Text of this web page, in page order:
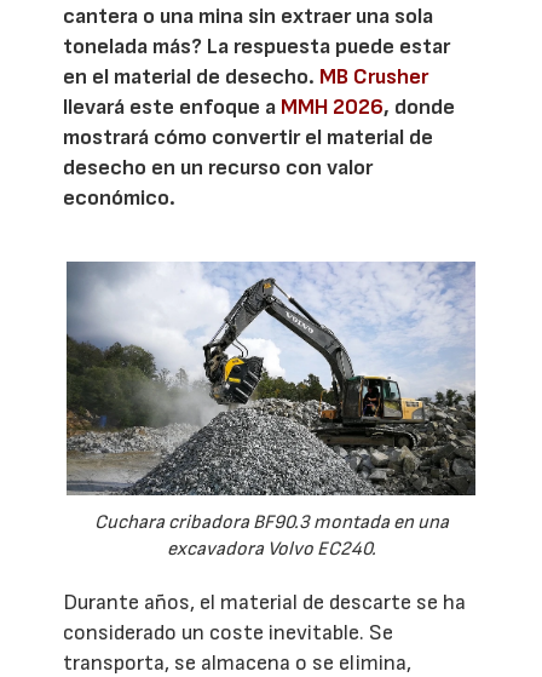
cantera o una mina sin extraer una sola
tonelada más? La respuesta puede estar
en el material de desecho. MB Crusher
llevará este enfoque a MMH 2026, donde
mostrará cómo convertir el material de
desecho en un recurso con valor
económico.
Cuchara cribadora BF90.3 montada en una
excavadora Volvo EC240.
Durante años, el material de descarte se ha
considerado un coste inevitable. Se
transporta, se almacena o se elimina,